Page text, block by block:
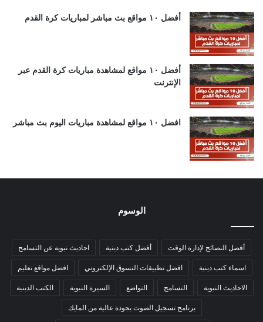
أفضل ١٠ مواقع بث مباشر لمباريات كرة القدم
أفضل ١٠ مواقع لمشاهدة مباريات كرة القدم عبر
الإنترنت
افضل ١٠ مواقع لمشاهدة مباريات اليوم بث مباشر
الوسوم
أفضل النصائح لإدارة الوقت أفضل كتب دينية احاديث نبوية عن التسامح
اسماء كتب دينية افضل تطبيقات التسوق الإلكتروني افضل مواقع تعليم
الاحاديث النبوية التسامح التواضع السيرة النبوية الكتب الدينية
برنامج تسجيل الصوت بجودة عالية من المايك